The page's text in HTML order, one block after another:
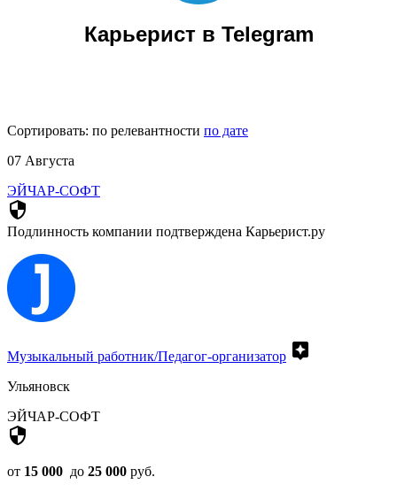
Карьерист в Telegram
Сортировать: по релевантности по дате
07 Августа
ЭЙЧАР-СОФТ
security
Подлинность компании подтверждена Карьерист.ру
Музыкальный работник/Педагог-организатор assistant
Ульяновск
ЭЙЧАР-СОФТ
security
от 15 000 до 25 000 руб.